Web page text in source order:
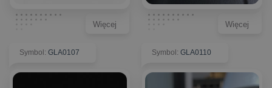
Więcej Więcej
Symbol: GLA0107 Symbol: GLA0110